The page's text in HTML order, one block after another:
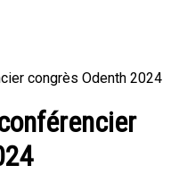
congrès Odenth 2024